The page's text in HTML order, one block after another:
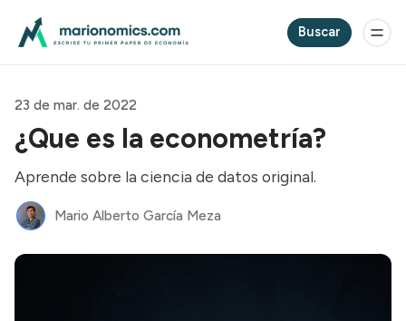
Buscar
23 de mar. de 2022
¿Que es la econometría?
Aprende sobre la ciencia de datos original.
Mario Alberto García Meza